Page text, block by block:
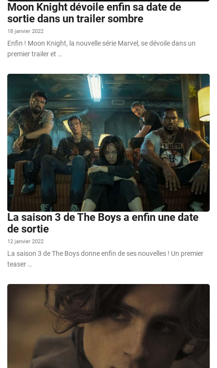
Moon Knight dévoile enfin sa date de
sortie dans un trailer sombre
18 janvier 2022
Enfin ! Moon Knight, la nouvelle série Marvel, se dévoile dans un
premier trailer et …
La saison 3 de The Boys a enfin une date
de sortie
12 janvier 2022
La saison 3 de The Boys donne enfin de ses nouvelles ! Un premier
teaser …